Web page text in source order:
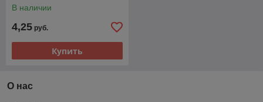
В наличии
4,25 руб.
Купить
О нас